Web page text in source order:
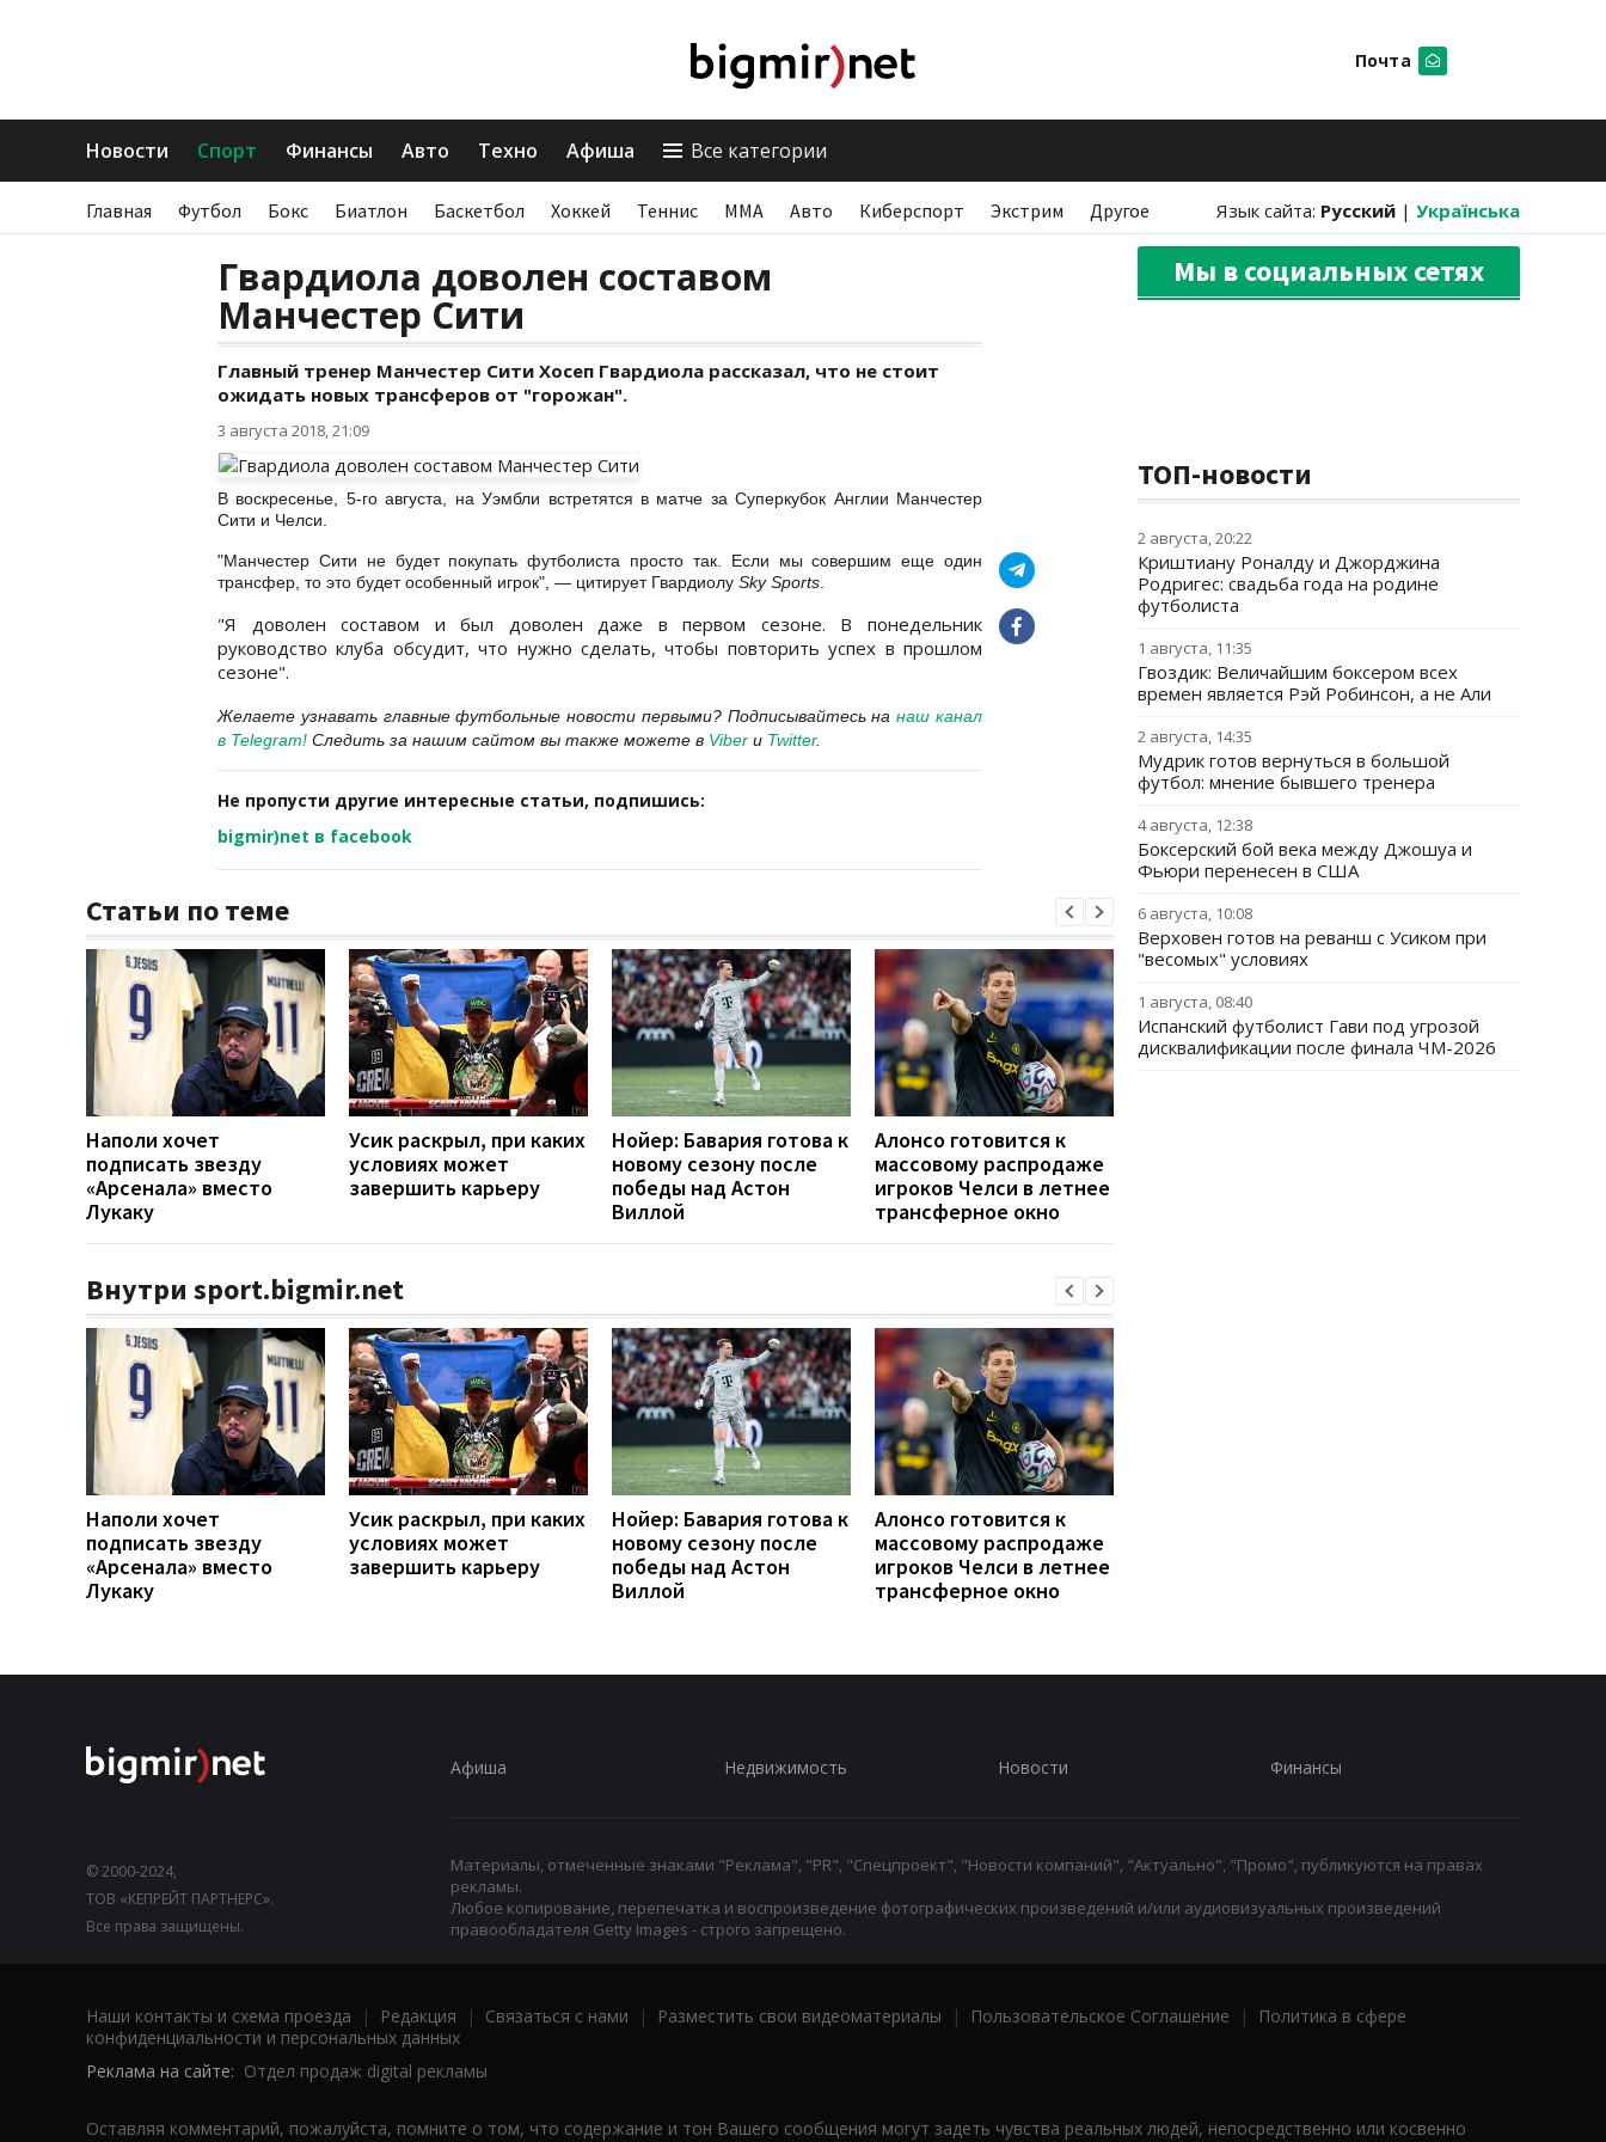
Почта
Новости Спорт Финансы Авто Техно Афиша Все категории
Главная Футбол Бокс Биатлон Баскетбол Хоккей Теннис ММА Авто Киберспорт Экстрим Другое Язык сайта: Русский | Українська
Гвардиола доволен составом
Манчестер Сити
Главный тренер Манчестер Сити Хосеп Гвардиола рассказал, что не стоит
ожидать новых трансферов от "горожан".
3 августа 2018, 21:09
В воскресенье, 5-го августа, на Уэмбли встретятся в матче за Суперкубок Англии Манчестер
Сити и Челси.
"Манчестер Сити не будет покупать футболиста просто так. Если мы совершим еще один
трансфер, то это будет особенный игрок", — цитирует Гвардиолу Sky Sports
"Я доволен составом и был доволен даже в первом сезоне. В понедельник
руководство клуба обсудит, что нужно сделать, чтобы повторить успех в прошлом
сезоне".
Желаете узнавать главные футбольные новости первыми? Подписывайтесь на наш канал
в Telegram! Следить за нашим сайтом вы также можете в Viber и Twitter.
Не пропусти другие интересные статьи, подпишись:
bigmir)net в facebook
Статьи по теме
Наполи хочет
подписать звезду
«Арсенала» вместо
Лукаку
Усик раскрыл, при каких
условиях может
завершить карьеру
Нойер: Бавария готова к
новому сезону после
победы над Астон
Виллой
Алонсо готовится к
массовому распродаже
игроков Челси в летнее
трансферное окно
Внутри sport.bigmir.net
Наполи хочет
подписать звезду
«Арсенала» вместо
Лукаку
Усик раскрыл, при каких
условиях может
завершить карьеру
Нойер: Бавария готова к
новому сезону после
победы над Астон
Виллой
Алонсо готовится к
массовому распродаже
игроков Челси в летнее
трансферное окно
Мы в социальных сетях
ТОП-новости
2 августа, 20:22
Криштиану Роналду и Джорджина
Родригес: свадьба года на родине
футболиста
1 августа, 11:35
Гвоздик: Величайшим боксером всех
времен является Рэй Робинсон, а не Али
2 августа, 14:35
Мудрик готов вернуться в большой
футбол: мнение бывшего тренера
4 августа, 12:38
Боксерский бой века между Джошуа и
Фьюри перенесен в США
6 августа, 10:08
Верховен готов на реванш с Усиком при
"весомых" условиях
1 августа, 08:40
Испанский футболист Гави под угрозой
дисквалификации после финала ЧМ-2026
© 2000-2024,
ТОВ «КЕПРЕЙТ ПАРТНЕРС».
Все права защищены.
Афиша Недвижимость Новости Финансы
Материалы, отмеченные знаками "Реклама", "PR", "Спецпроект", "Новости компаний", "Актуально", "Промо", публикуются на правах
рекламы.
Любое копирование, перепечатка и воспроизведение фотографических произведений и/или аудиовизуальных произведений
правообладателя Getty Images - строго запрещено.
Наши контакты и схема проезда | Редакция | Связаться с нами | Разместить свои видеоматериалы | Пользовательское Соглашение |
Политика в сфере
конфиденциальности и персональных данных
Реклама на сайте: Отдел продаж digital рекламы
Оставляя комментарий, пожалуйста, помните о том, что содержание и тон Вашего сообщения могут задеть чувства реальных людей, непосредственно или косвенно